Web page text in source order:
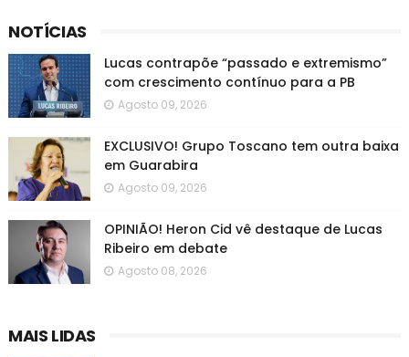
NOTÍCIAS
Lucas contrapõe “passado e extremismo”
com crescimento contínuo para a PB
Agosto 09, 2026
EXCLUSIVO! Grupo Toscano tem outra baixa
em Guarabira
Agosto 09, 2026
OPINIÃO! Heron Cid vê destaque de Lucas
Ribeiro em debate
Agosto 08, 2026
MAIS LIDAS